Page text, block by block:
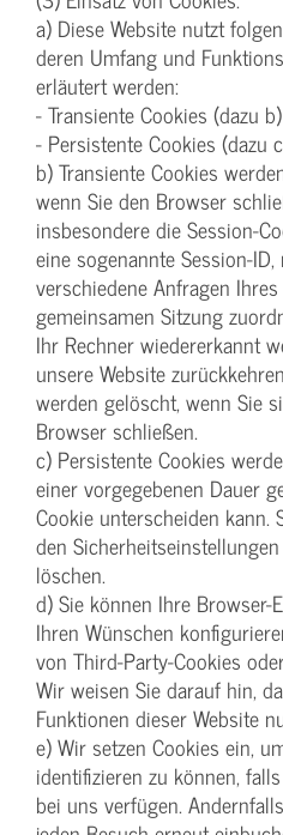
a) Diese Website nutzt
deren Umfang und
erläutert werden:
- Transiente Cookies (dazu b)
- Persistente Cookies (dazu
b) Transiente Cookies
wenn Sie den Browser
insbesondere die Session-
eine sogenannte Session-
verschiedene Anfragen
gemeinsamen Sitzung
Ihr Rechner wiedererkannt
unsere Website
werden gelöscht, wenn Sie
Browser schließen.
c) Persistente Cookies
einer vorgegebenen Dauer
Cookie unterscheiden kann.
den
löschen.
d) Sie können Ihre
Ihren Wünschen
von Third-Party-Cookies
Wir weisen Sie darauf hin,
Funktionen dieser Website
e) Wir setzen Cookies ein,
identifizieren zu können,
bei uns verfügen.